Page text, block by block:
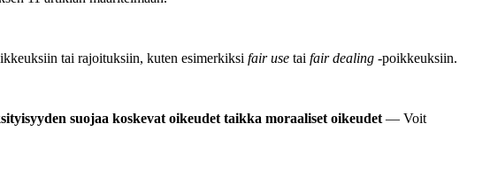
tai rajoituksiin, kuten esimerkiksi fair use tai fair dealing -poikkeuksiin.
suojaa koskevat oikeudet taikka moraaliset oikeudet — Voit